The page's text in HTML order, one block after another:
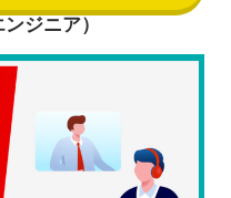
ジニア）